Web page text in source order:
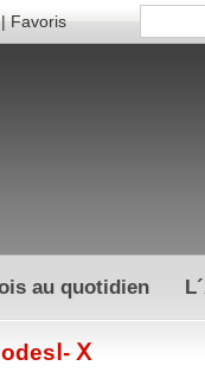
Favoris
au quotidien
Ⅹ